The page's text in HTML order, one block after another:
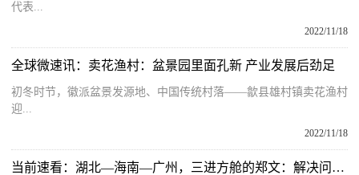
代表...
2022/11/18
全球微速讯：卖花渔村：盆景园里面孔新 产业发展后劲足
初冬时节，徽派盆景发源地、中国传统村落——歙县雄村镇卖花渔村
迎...
2022/11/18
当前速看：湖北—海南—广州，三进方舱的郑文：解决问题是我的责任